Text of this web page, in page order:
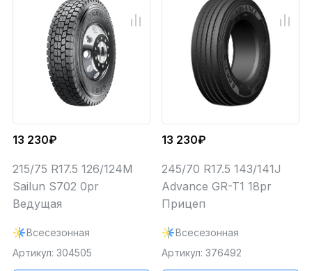
13 230₽
215/75 R17.5 126/124M
Sailun S702 0pr
Ведущая
Всесезонная
Артикул: 304505
13 230₽
245/70 R17.5 143/141J
Advance GR-T1 18pr
Прицеп
Всесезонная
Артикул: 376492